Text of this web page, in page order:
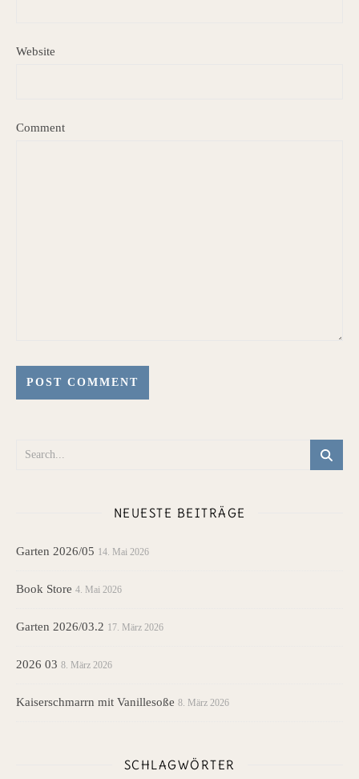
Website
Comment
NEUESTE BEITRÄGE
Garten 2026/05 14. Mai 2026
Book Store 4. Mai 2026
Garten 2026/03.2 17. März 2026
2026 03 8. März 2026
Kaiserschmarrn mit Vanillesoße 8. März 2026
SCHLAGWÖRTER